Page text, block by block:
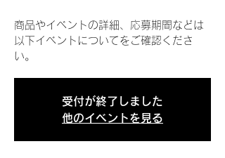
商品やイベントの詳細、応募期間などは
以下イベントについてをご確認くださ
い。
受付が終了しました
他のイベントを見る